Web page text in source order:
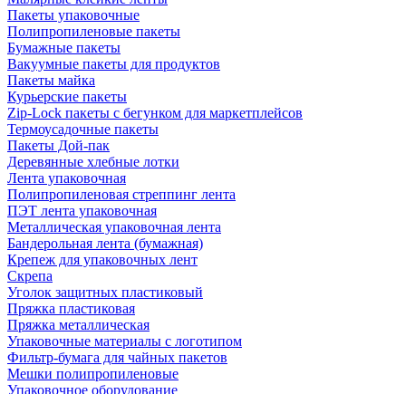
Пакеты упаковочные
Полипропиленовые пакеты
Бумажные пакеты
Вакуумные пакеты для продуктов
Пакеты майка
Курьерские пакеты
Zip-Lock пакеты с бегунком для маркетплейсов
Термоусадочные пакеты
Пакеты Дой-пак
Деревянные хлебные лотки
Лента упаковочная
Полипропиленовая стреппинг лента
ПЭТ лента упаковочная
Металлическая упаковочная лента
Бандерольная лента (бумажная)
Крепеж для упаковочных лент
Скрепа
Уголок защитных пластиковый
Пряжка пластиковая
Пряжка металлическая
Упаковочные материалы с логотипом
Фильтр-бумага для чайных пакетов
Мешки полипропиленовые
Упаковочное оборудование